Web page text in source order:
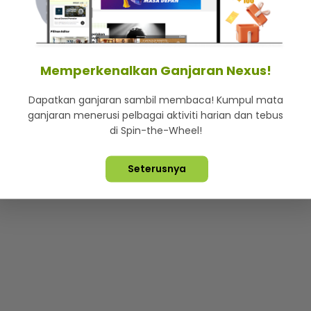
Lebih hot, viral dan sensasi
Terpelihara © 2026. Star Media Group Berhad [197101000523
Memperkenalkan Ganjaran Nexus!
Dapatkan ganjaran sambil membaca! Kumpul mata
ganjaran menerusi pelbagai aktiviti harian dan tebus
di Spin-the-Wheel!
Seterusnya